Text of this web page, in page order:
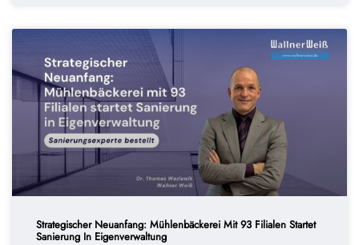
Strategischer Neuanfang: Mühlenbäckerei Mit 93 Filialen Startet
Sanierung In Eigenverwaltung